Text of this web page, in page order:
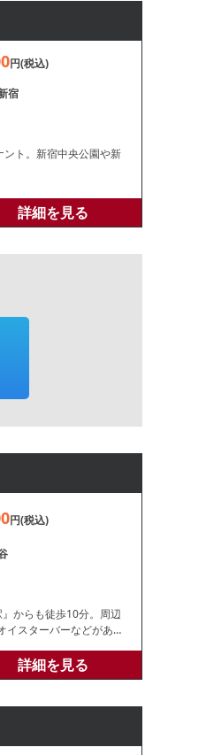
円(税込)
宿
ト。新宿中央公園や新
詳細を見る
円(税込)
からも徒歩10分。周辺
スターバーなどがあり
詳細を見る